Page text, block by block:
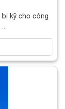
kỹ cho công